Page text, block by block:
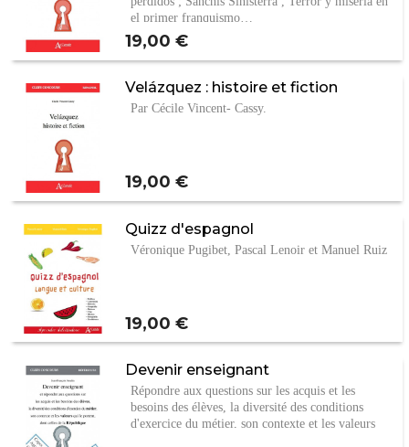
el primer franquismo…
Prix
19,00 €
Velázquez : histoire et fiction
Par Cécile Vincent- Cassy.
Prix
19,00 €
Quizz d'espagnol
Véronique Pugibet, Pascal Lenoir et Manuel Ruiz
Prix
19,00 €
Devenir enseignant
Répondre aux questions sur les acquis et les
besoins des élèves, la diversité des conditions
d'exercice du métier, son contexte et les valeurs